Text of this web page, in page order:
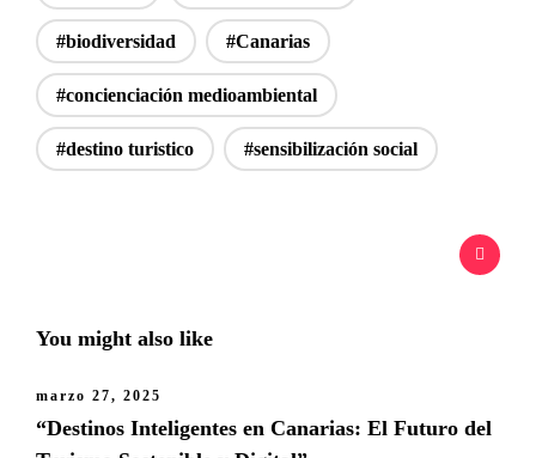
#biodiversidad #Canarias
#concienciación medioambiental
#destino turistico #sensibilización social
You might also like
marzo 27, 2025
“Destinos Inteligentes en Canarias: El Futuro del